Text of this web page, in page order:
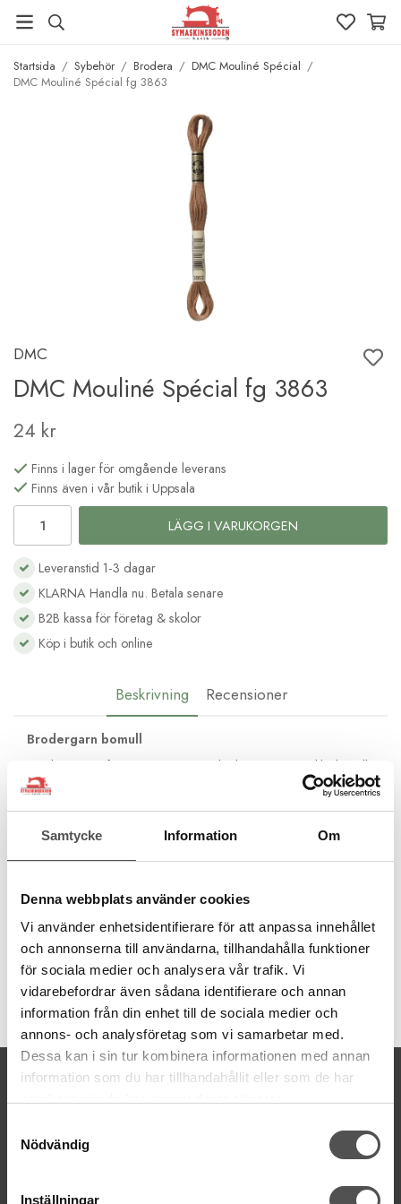
Samtycke Information Om
Denna webbplats använder cookies
Vi använder enhetsidentifierare för att anpassa innehållet
och annonserna till användarna, tillhandahålla funktioner
för sociala medier och analysera vår trafik. Vi
vidarebefordrar även sådana identifierare och annan
information från din enhet till de sociala medier och
annons- och analysföretag som vi samarbetar med.
Dessa kan i sin tur kombinera informationen med annan
information som du har tillhandahållit eller som de har
Nödvändig
Inställningar
Startsida / Sybehör / Brodera / DMC Mouliné Spécial /
DMC Mouliné Spécial fg 3863
DMC
DMC Mouliné Spécial fg 3863
24 kr
Finns i lager för omgående leverans
Finns även i vår butik i Uppsala
LÄGG I VARUKORGEN
Leveranstid 1-3 dagar
KLARNA Handla nu. Betala senare
B2B kassa för företag & skolor
Köp i butik och online
Beskrivning Recensioner
Brodergarn bomull
Moulinégarnet från DMC är av hög kvalité och passar lika bra till
frihandsbroderi som till korsstygnsbroderi. Det består av 6
trådar av bomull med vacker glans och kan delas upp efter
färgbeständigt.
100% bomull
färgbeständigt
Artikelnummer:
DMC117MC-3863
KONTAKTA OSS
kontakt@symaskinsboden.se
Tel. 018-150525